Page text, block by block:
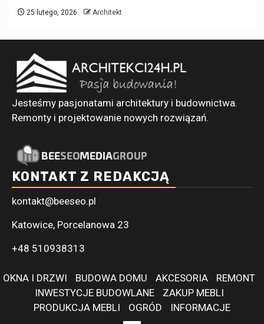
25 lutego, 2026 Architekt
Jesteśmy pasjonatami architektury i budownictwa.
Remonty i projektowanie nowych rozwiązań.
KONTAKT Z REDAKCJĄ
kontakt@beeseo.pl
Katowice, Porcelanowa 23
+48 510938313
OKNA I DRZWI BUDOWA DOMU AKCESORIA
REMONT
INWESTYCJE BUDOWLANE
ZAKUP MEBLI
PRODUKCJA MEBLI
OGRÓD INFORMACJE